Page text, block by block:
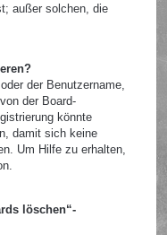
außer solchen, die
der Benutzername,
der Board-
könnte
damit sich keine
Um Hilfe zu erhalten,
löschen“-